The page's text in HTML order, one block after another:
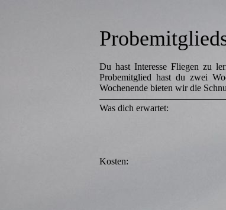
Du hast Interesse Fliegen zu
Probemitglied hast du zwei
Wochenende bieten wir die
Was dich erwartet:
Kosten: